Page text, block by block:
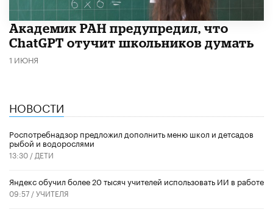
Академик РАН предупредил, что
ChatGPT отучит школьников думать
1 ИЮНЯ
НОВОСТИ
Роспотребнадзор предложил дополнить меню школ и детсадов
рыбой и водорослями
13:30 / ДЕТИ
​Яндекс обучил более 20 тысяч учителей использовать ИИ в работе
09:57 /УЧИТЕЛЯ